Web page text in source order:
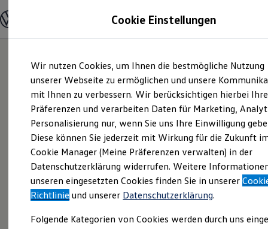
Hauptinhalt
springen
Footer
springen
Modelle und Konfigurator
Modelle vergleichen
Elektroautos
ENERGY Sondermodelle
Nutzfahrzeuge
SUV und CUV
Familienautos
Kombis
Kompaktwagen
Sportwagen
Schnell verfügbare Fahrzeuge
Angebote und Produkte
Aktuelle Angebote
E-Auto-Förderung
Volkswagen Marktplatz
Junge Gebrauchtwagen und Gebrauchtwagen
Cookie Einstellungen
Wir nutzen Cookies, um Ihnen die bestmögliche Nutzung
unserer Webseite zu ermöglichen und unsere
mit Ihnen zu verbessern. Wir berücksichtigen hierbei Ihre
Präferenzen und verarbeiten Daten für Marketing,
Personalisierung nur, wenn Sie uns Ihre Einwilligung
Diese können Sie jederzeit mit Wirkung für die Zukunft
Cookie Manager (Meine Präferenzen verwalten) in der
Datenschutzerklärung widerrufen. Weitere
unseren eingesetzten Cookies finden Sie in unserer
Richtlinie und unserer Datenschutzerklärung.
Folgende Kategorien von Cookies werden durch uns